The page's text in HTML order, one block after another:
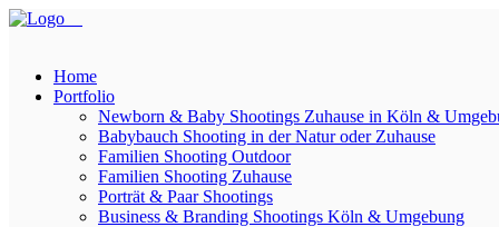
Home
Portfolio
Newborn & Baby Shootings Zuhause in Köln &
Babybauch Shooting in der Natur oder Zuhause
Familien Shooting Outdoor
Familien Shooting Zuhause
Porträt & Paar Shootings
Business & Branding Shootings Köln & Umgebung